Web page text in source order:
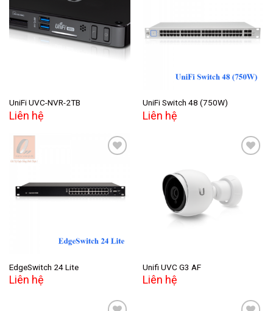
Add to
wishlist
UniFi UVC-NVR-2TB
Liên hệ
Add to
wishlist
UniFi Switch 48 (750W)
Liên hệ
Add to
wishlist
EdgeSwitch 24 Lite
Liên hệ
Add to
Unifi UVC G3 AF
Liên hệ